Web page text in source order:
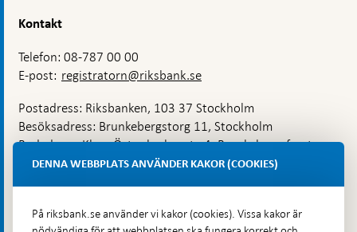
Kontakt
Telefon: 08-787 00 00
E-post: registratorn@riksbank.se
Postadress: Riksbanken, 103 37 Stockholm
Besöksadress: Brunkebergstorg 11, Stockholm
Budadress: Klara Östra kyrkogata 4, Brunkebergsfaret,
Lastplats 6
DENNA WEBBPLATS ANVÄNDER KAKOR (COOKIES)
På riksbank.se använder vi kakor (cookies). Vissa kakor är